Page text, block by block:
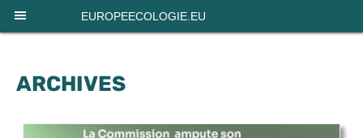
EUROPEECOLOGIE.EU
ARCHIVES